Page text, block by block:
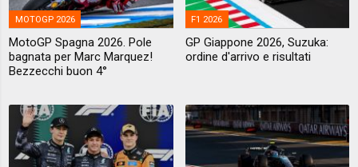
MOTOGP 2026
MotoGP Spagna 2026. Pole
bagnata per Marc Marquez!
Bezzecchi buon 4°
F1 2026
GP Giappone 2026, Suzuka:
ordine d'arrivo e risultati